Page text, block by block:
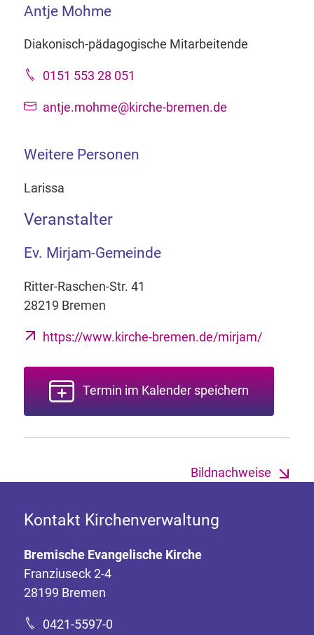
Antje Mohme
Diakonisch-pädagogische Mitarbeitende
0151 553 28 051
antje.mohme@kirche-bremen.de
Weitere Personen
Larissa
Veranstalter
Ev. Mirjam-Gemeinde
Ritter-Raschen-Str. 41
28219 Bremen
https://www.kirche-bremen.de/mirjam/
Termin im Kalender speichern
Bildnachweise
Kontakt Kirchenverwaltung
Bremische Evangelische Kirche
Franziuseck 2-4
28199 Bremen
0421-5597-0